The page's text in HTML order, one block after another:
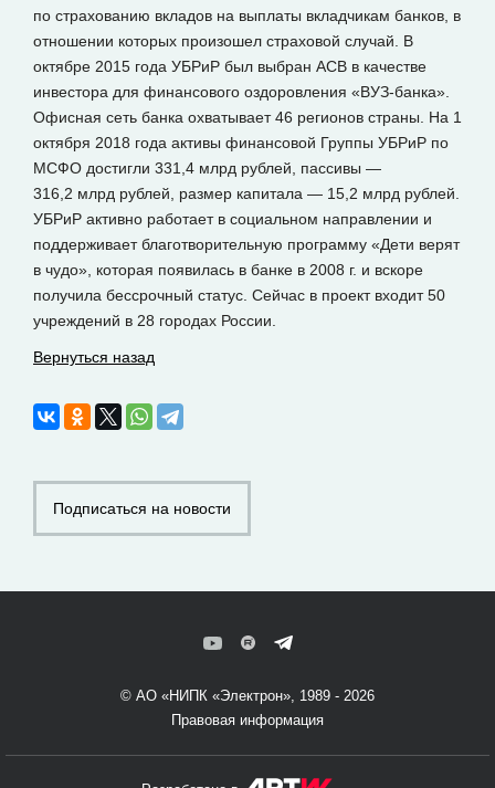
по страхованию вкладов на выплаты вкладчикам банков, в
отношении которых произошел страховой случай. В
октябре 2015 года УБРиР был выбран АСВ в качестве
инвестора для финансового оздоровления «ВУЗ-банка».
Офисная сеть банка охватывает 46 регионов страны. На 1
октября 2018 года активы финансовой Группы УБРиР по
МСФО достигли 331,4 млрд рублей, пассивы —
316,2 млрд рублей, размер капитала — 15,2 млрд рублей.
УБРиР активно работает в социальном направлении и
поддерживает благотворительную программу «Дети верят
в чудо», которая появилась в банке в 2008 г. и вскоре
получила бессрочный статус. Сейчас в проект входит 50
учреждений в 28 городах России.
Вернуться назад
Подписаться на новости
© АО «НИПК «Электрон», 1989 - 2026
Правовая информация